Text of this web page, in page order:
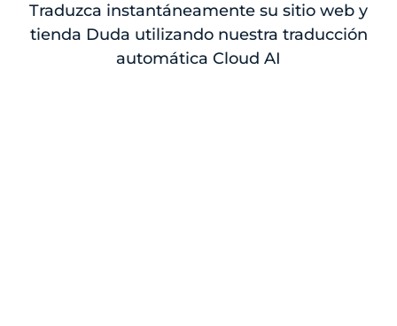
Traduzca instantáneamente su sitio web y
tienda Duda utilizando nuestra traducción
automática Cloud AI